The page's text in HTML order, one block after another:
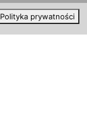
Polityka prywatności